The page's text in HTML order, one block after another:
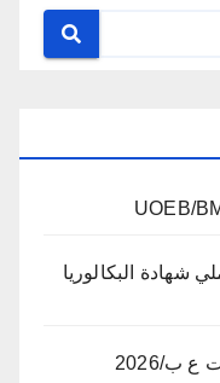
شهادة البكالوريا